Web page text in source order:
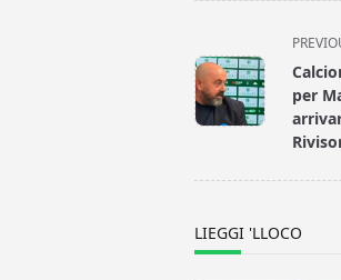
class="nav-
subtitle
screen-
per
LIEGGI 'LLOCO